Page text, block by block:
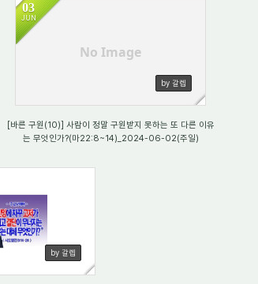
No Image
03
JUN
by 갈렙
[바른 구원(10)] 사람이 정말 구원받지 못하는 또 다른 이유
는 무엇인가?(마22:8~14)_2024-06-02(주일)
by 갈렙